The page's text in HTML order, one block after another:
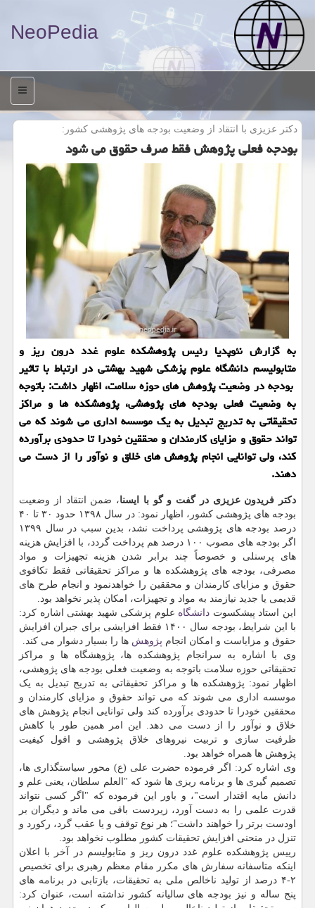
NeoPedia
منو
دكتر عزیزی با انتقاد از وضعیت بودجه های پژوهشی كشور:
بودجه فعلی پژوهش فقط صرف حقوق می شود
به گزارش نئوپدیا رئیس پژوهشکده علوم غدد درون ریز و
متابولیسم دانشگاه علوم پزشکی شهید بهشتی در ارتباط با تاثیر
بودجه در وضعیت پژوهش های حوزه سلامت، اظهار داشت: باتوجه
به وضعیت فعلی بودجه های پژوهشی، پژوهشکده ها و مراکز
تحقیقاتی به تدریج تبدیل به یک موسسه اداری می شوند که می
تواند حقوق و مزایای کارمندان و محققین خودرا تا حدودی برآورده
کند، ولی توانایی انجام پژوهش های خلاق و نوآور را از دست می
دهند.
دکتر فریدون عزیزی در گفت و گو با ایسنا، ضمن انتقاد از وضعیت
بودجه های پژوهشی کشور، اظهار نمود: در سال ۱۳۹۸ حدود ۳۰ تا ۴۰
درصد بودجه های پژوهشی پرداخت نشد، بدین سبب در سال ۱۳۹۹
اگر بودجه های مصوب ۱۰۰ درصد هم پرداخت گردد، با افزایش هزینه
های پرسنلی و خصوصاً چند برابر شدن هزینه تجهیزات و مواد
مصرفی، بودجه های پژوهشکده ها و مراکز تحقیقاتی فقط تکافوی
حقوق و مزایای کارمندان و محققین را خواهدنمود و انجام طرح های
قدیمی یا جدید نیازمند به مواد و تجهیزات، امکان پذیر نخواهد بود.
این استاد پیشکسوت دانشگاه علوم پزشکی شهید بهشتی اشاره کرد:
با این شرایط، بودجه سال ۱۴۰۰ فقط افزایشی برای جبران افزایش
حقوق و مزایاست و امکان انجام پژوهش ها را بسیار دشوار می کند.
وی با اشاره به سرانجام پژوهشکده ها، پژوهشگاه ها و مراکز
تحقیقاتی حوزه سلامت باتوجه به وضعیت فعلی بودجه های پژوهشی،
اظهار نمود: پژوهشکده ها و مراکز تحقیقاتی به تدریج تبدیل به یک
موسسه اداری می شوند که می تواند حقوق و مزایای کارمندان و
محققین خودرا تا حدودی برآورده کند ولی توانایی انجام پژوهش های
خلاق و نوآور را از دست می دهد. این امر همین طور با کاهش
ظرفیت سازی و تربیت نیروهای خلاق پژوهشی و افول کیفیت
پژوهش ها همراه خواهد بود.
وی اشاره کرد: اگر فرموده حضرت علی (ع) محور سیاستگذاری ها،
تصمیم گیری ها و برنامه ریزی ها شود که "العلم سلطان، یعنی علم و
دانش مایه اقتدار است"، و باور این فرموده که "اگر کسی نتواند
قدرت علمی را به دست آورد، زیردست باقی می ماند و دیگران بر
اودست برتر را خواهند داشت"؛ هر نوع توقف و یا عقب گرد، رکورد و
تنزل در منحنی افزایش تحقیقات کشور مطلوب نخواهد بود.
رییس پژوهشکده علوم غدد درون ریز و متابولیسم در آخر با اعلان
اینکه متاسفانه سفارش های مکرر مقام معظم رهبری برای تخصیص
۲-۴ درصد از تولید ناخالص ملی به تحقیقات، بازتابی در برنامه های
پنج ساله و نیز بودجه های سالیانه کشور نداشته است، عنوان کرد: